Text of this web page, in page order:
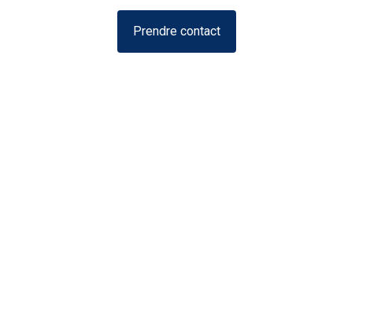
Prendre contact